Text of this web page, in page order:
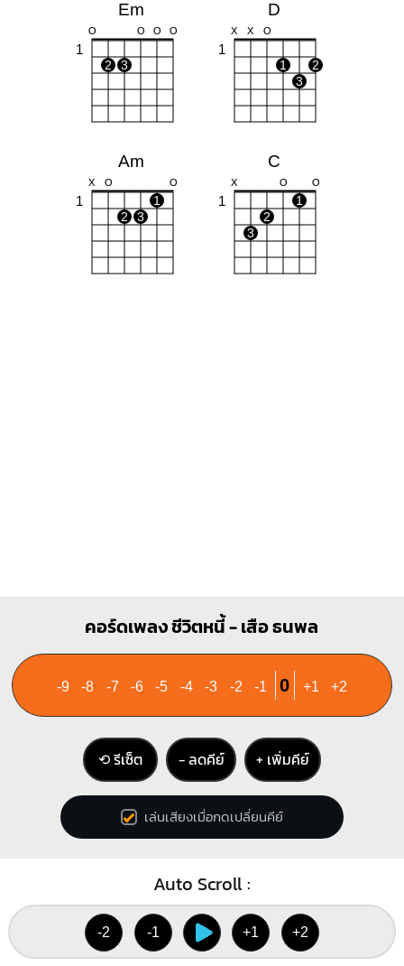
Em
O O O O
1
2 3
D
X X O
1
1
2
3
Am
X O O
1
1
2
3
C
X O O
1
1
2
3
คอร์ดเพลง ชีวิตหนี้ - เสือ ธนพล
-9 -8 -7 -6 -5 -4 -3 -2 -1 0 +1 +2
⟲ รีเซ็ต − ลดคีย์ + เพิ่มคีย์
เล่นเสียงเมื่อกดเปลี่ยนคีย์
Auto Scroll :
-2 -1 +1 +2